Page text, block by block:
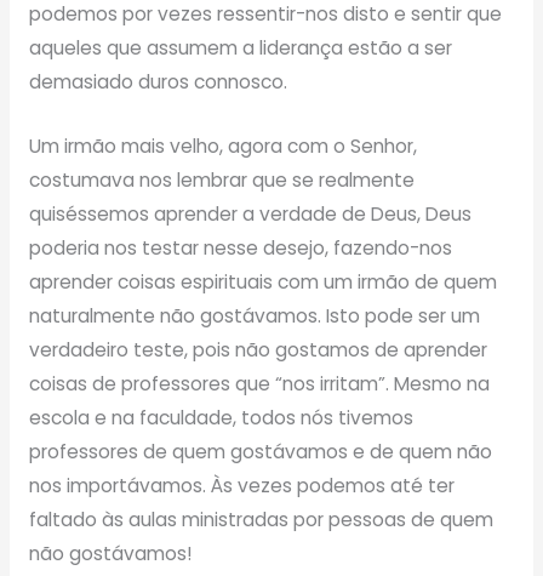
podemos por vezes ressentir-nos disto e sentir que
aqueles que assumem a liderança estão a ser
demasiado duros connosco.
Um irmão mais velho, agora com o Senhor,
costumava nos lembrar que se realmente
quiséssemos aprender a verdade de Deus, Deus
poderia nos testar nesse desejo, fazendo-nos
aprender coisas espirituais com um irmão de quem
naturalmente não gostávamos. Isto pode ser um
verdadeiro teste, pois não gostamos de aprender
coisas de professores que “nos irritam”. Mesmo na
escola e na faculdade, todos nós tivemos
professores de quem gostávamos e de quem não
nos importávamos. Às vezes podemos até ter
faltado às aulas ministradas por pessoas de quem
não gostávamos!